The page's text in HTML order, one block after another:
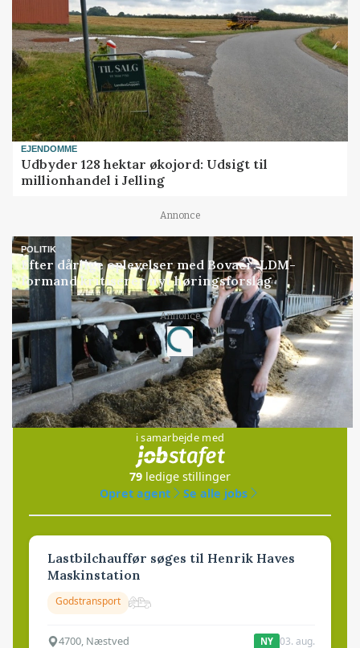
EJENDOMME
Udbyder 128 hektar økojord: Udsigt til
millionhandel i Jelling
Annonce
POLITIK
Efter dårlige oplevelser med Bovaer: LDM-
formand kritiserer nyt høringsforslag
Annonce
Loading...
Jobs
i samarbejde med
79 ledige stillinger
Opret agent
Se alle jobs
Lastbilchauffør søges til Henrik Haves
Maskinstation
Godstransport
4700, Næstved NY 03. aug.